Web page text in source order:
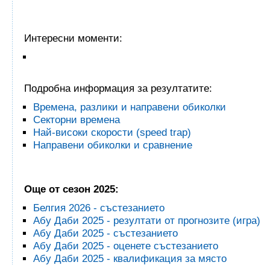
Интересни моменти:
Подробна информация за резултатите:
Времена, разлики и направени обиколки
Секторни времена
Най-високи скорости (speed trap)
Направени обиколки и сравнение
Още от сезон 2025:
Белгия 2026 - състезанието
Абу Даби 2025 - резултати от прогнозите (игра)
Абу Даби 2025 - състезанието
Абу Даби 2025 - оценете състезанието
Абу Даби 2025 - квалификация за място